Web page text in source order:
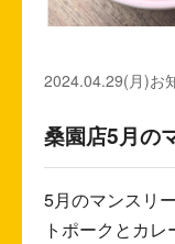
2024.04.29(月)お
桑園店5月の
5月のマンスリ
トポークとカ